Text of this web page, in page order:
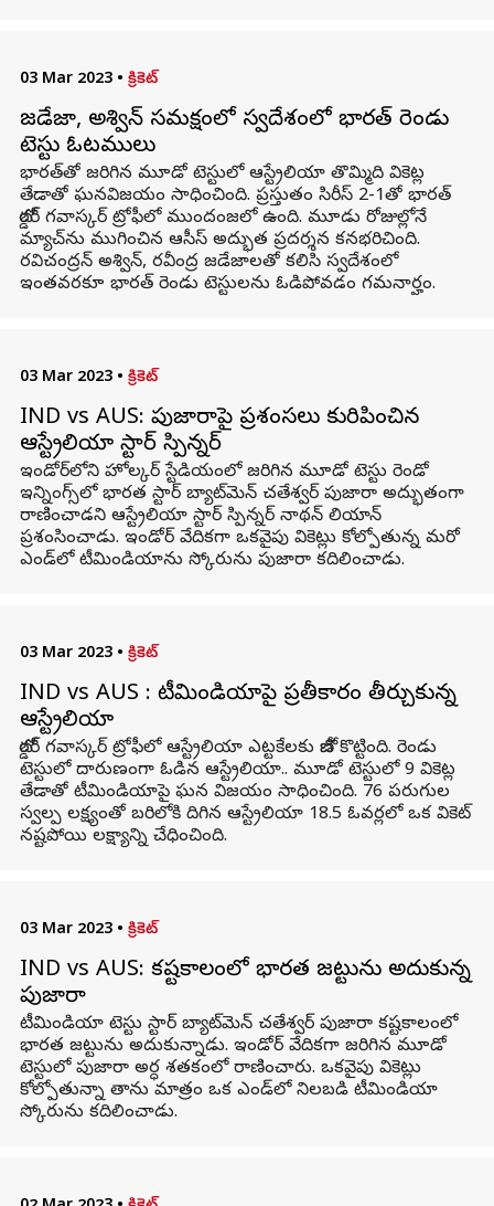
03 Mar 2023 • క్రికెట్
జడేజా, అశ్విన్‌ సమక్షంలో స్వదేశంలో భారత్ రెండు
టెస్టు ఓటములు
భారత్‌తో జరిగిన మూడో టెస్టులో ఆస్ట్రేలియా తొమ్మిది వికెట్ల
తేడాతో ఘనవిజయం సాధించింది. ప్రస్తుతం సిరీస్‌ 2-1తో భారత్‌
బోర్డర్ గవాస్కర్ ట్రోఫీలో ముందంజలో ఉంది. మూడు రోజుల్లోనే
మ్యాచ్‌ను ముగించిన ఆసీస్ అద్భుత ప్రదర్శన కనభరిచింది.
రవిచంద్రన్ అశ్విన్, రవీంద్ర జడేజాలతో కలిసి స్వదేశంలో
ఇంతవరకూ భారత్ రెండు టెస్టులను ఓడిపోవడం గమనార్హం.
03 Mar 2023 • క్రికెట్
IND vs AUS: పుజారాపై ప్రశంసలు కురిపించిన
ఆస్ట్రేలియా స్టార్ స్పిన్నర్
ఇండోర్‌లోని హోల్కర్ స్టేడియంలో జరిగిన మూడో టెస్టు రెండో
ఇన్నింగ్స్‌లో భారత స్టార్ బ్యాట్‌మెన్ చతేశ్వర్ పుజారా అద్భుతంగా
రాణించాడని ఆస్ట్రేలియా స్టార్ స్పిన్నర్ నాథన్ లియాన్
ప్రశంసించాడు. ఇండోర్ వేదికగా ఒకవైపు వికెట్లు కోల్పోతున్న మరో
ఎండ్‌లో టీమిండియాను స్కోరును పుజారా కదిలించాడు.
03 Mar 2023 • క్రికెట్
IND vs AUS : టీమిండియాపై ప్రతీకారం తీర్చుకున్న
ఆస్ట్రేలియా
బోర్డర్ గవాస్కర్ ట్రోఫీలో ఆస్ట్రేలియా ఎట్టకేలకు బోణీ కొట్టింది. రెండు
టెస్టులో దారుణంగా ఓడిన ఆస్ట్రేలియా.. మూడో టెస్టులో 9 వికెట్ల
తేడాతో టీమిండియాపై ఘన విజయం సాధించింది. 76 పరుగుల
స్వల్ప లక్ష్యంతో బరిలోకి దిగిన ఆస్ట్రేలియా 18.5 ఓవర్లలో ఒక వికెట్
నష్టపోయి లక్ష్యాన్ని చేధించింది.
03 Mar 2023 • క్రికెట్
IND vs AUS: కష్టకాలంలో భారత జట్టును అదుకున్న
పుజారా
టీమిండియా టెస్టు స్టార్ బ్యాట్‌మెన్ చతేశ్వర్ పుజారా కష్టకాలంలో
భారత జట్టును అదుకున్నాడు. ఇండోర్ వేదికగా జరిగిన మూడో
టెస్టులో పుజారా అర్ధ శతకంలో రాణించారు. ఒకవైపు వికెట్లు
కోల్పోతున్నా తాను మాత్రం ఒక ఎండ్‌లో నిలబడి టీమిండియా
స్కోరును కదిలించాడు.